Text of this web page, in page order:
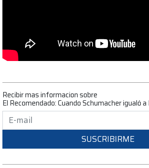
Recibir mas informacion sobre
El Recomendado: Cuando Schumacher igualó a
SUSCRIBIRME